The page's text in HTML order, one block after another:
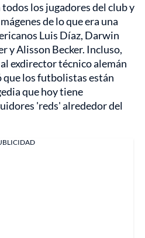
los jugadores del club y
de lo que era una
Luis Díaz, Darwin
y Alisson Becker. Incluso,
exdirector técnico alemán
que los futbolistas están
que hoy tiene
'reds' alrededor del